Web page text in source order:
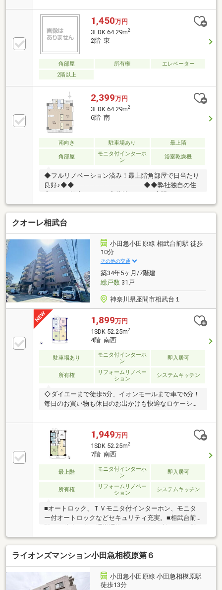
ング張替■玄関タイル張替■和室→洋室変更■建具塗
装・専用庭付き・相模大塚駅まで平坦徒歩7分・南向
きのため日当たり良好■現在空室のため、お客様のご
都合に合わせてご案内可能です。ぜひお気軽にお問い
1,450万円
3LDK 64.29m2
2階 東
角部屋 所有権
エレベーター
2階以上
2,399万円
3LDK 64.29m2
6階 南
南向き 駐車場あり 最上階
角部屋
モニタ付インターホ
ン
浴室乾燥機
◆フルリノベーション済み！最上階角部屋で日当たり
良好♪◆◆――――――――――――――◆◆弊社独自の住
よる【丁寧な資金アドバイス】【ＦＰ提案書の作成】
を随時行っております。意外に知らないお客様が多い
【定年時の住宅ローン残高】【住宅購入者だけが加入
できる無料の生命保険】【１３年間もらえる、国から
の特別ボーナス】これから多くなる【教育費】住宅を
買った後から始まる【住宅ローン返済】６５歳以上か
ら必要になる【老後の費用負担】住宅探しの【このタ
イミング】で不安な部分を明確にしていきません
か？？◆――――――――――――――◆
クオーレ相武台
小田急小田原線 相武台前駅 徒歩
10分
その他の交通
築34年5ヶ月/7階建
総戸数31戸
神奈川県座間市相武台１
1,899万円
1SDK 52.25m2
4階 南西
駐車場あり
モニタ付インターホ
ン
即入居可
所有権
リフォームリノベー
ション
システムキッチン
◇ダイエーまで徒歩5分、イオンモールまで車で6分！
毎日のお買い物も休日のお出かけも快適なロケーショ
に過ごすには【インテリア】家具や家電と【エクステ
リア】カーポートや楽しめる庭、この充実度で変わっ
てきます。これらを一括で購入でき、その代金を住宅
ローンに組み込むことが可能なサービス、それがやど
かリッチです。※東京MXテレビ「カンニング竹山のイ
チバン研究所」２０２３年７月１日放送
1,949万円
1SDK 52.25m2
7階 南西
最上階
モニタ付インターホ
ン
即入居可
所有権
リフォームリノベー
ション
システムキッチン
■オートロック、ＴＶモニタ付インターホン、モニタ
ー付オートロックなどセキュリティ充実。■相武台前
入居可。住宅ローン相談会も同時開催中無理のない住
宅ローンの試算やご購入の際にかかる諸費用の概算も
行っております。しっかりとした資金計画のアドバイ
スをさせて頂きますので、お気軽にご相談ください。
お客様一人一人に合わせたライフプランのご提案をさ
せていただきます。資金計画、住宅ローン等について
ライオンズマンション小田急相模原第６
小田急小田原線 小田急相模原駅
徒歩13分